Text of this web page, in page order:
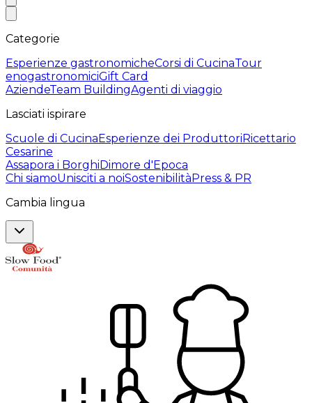
Categorie
Esperienze gastronomicheCorsi di CucinaTour
enogastronomiciGift Card
AziendeTeam BuildingAgenti di viaggio
Lasciati ispirare
Scuole di CucinaEsperienze dei ProduttoriRicettario
Cesarine
Assapora i BorghiDimore d'Epoca
Chi siamoUnisciti a noiSostenibilitàPress & PR
Cambia lingua